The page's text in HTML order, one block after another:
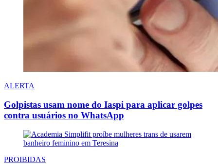
ALERTA
Golpistas usam nome do Iaspi para aplicar golpes
contra usuários no WhatsApp
PROIBIDAS